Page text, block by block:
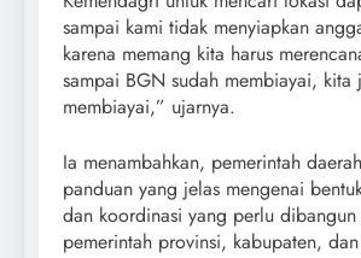
sampai kami tidak menyiapkan
karena memang kita harus
sampai BGN sudah membiayai, kita
membiayai,” ujarnya.
Ia menambahkan, pemerintah
panduan yang jelas mengenai
dan koordinasi yang perlu dibangun
pemerintah provinsi, kabupaten,